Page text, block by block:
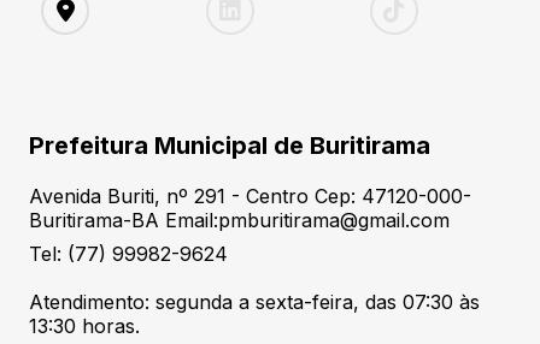
Prefeitura Municipal de Buritirama
Avenida Buriti, nº 291 - Centro Cep: 47120-000-
Buritirama-BA Email:pmburitirama@gmail.com
Tel: (77) 99982-9624
Atendimento: segunda a sexta-feira, das 07:30 às
13:30 horas.